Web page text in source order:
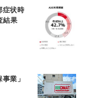
症状時
結果
業」